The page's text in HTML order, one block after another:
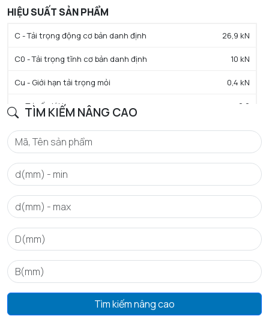
TÌM KIẾM NÂNG CAO
Tìm kiếm nâng cao
HIỆU SUẤT SẢN PHẨM
C - Tải trọng động cơ bản danh định 26,9 kN
C0 - Tải trọng tĩnh cơ bản danh định 10 kN
Cu - Giới hạn tải trọng mỏi 0,4 kN
e - Trị số giới hạn 0.2
Y0 - Hệ số tải trọng trục tĩnh 3.3
Y1 - Hệ số tải trọng trục thấp hơn 3.2
Y2 - Hệ số tải trọng trục trên
N lim - Tốc độ giới hạn bôi trơn dầu
Tmin - Nhiệt độ hoạt động tối thiểu
Tmax - Nhiệt độ hoạt động tối đa
GIỚI HẠN